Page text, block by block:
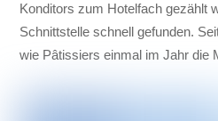
Konditors zum Hotelfach gezählt
Schnittstelle schnell gefunden.
wie Pâtissiers einmal im Jahr die